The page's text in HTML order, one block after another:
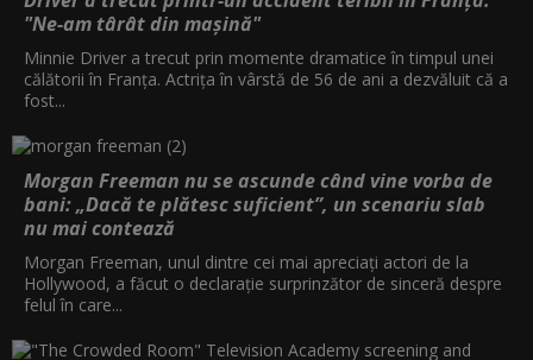
"Ne-am târât din mașină"
Minnie Driver a trecut prin momente dramatice în timpul unei
călătorii în Franța. Actrița în vârstă de 56 de ani a dezvăluit că a
fost...
Morgan Freeman nu se ascunde când vine vorba de
bani: „Dacă te plătesc suficient”, un scenariu slab
nu mai contează
Morgan Freeman, unul dintre cei mai apreciați actori de la
Hollywood, a făcut o declarație surprinzător de sinceră despre
felul în care...